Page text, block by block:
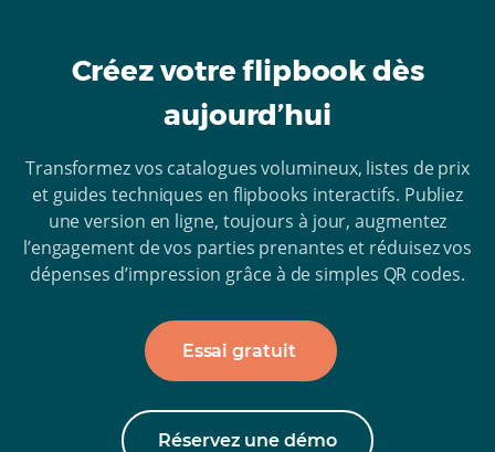
Créez votre flipbook dès
aujourd’hui
Transformez vos catalogues volumineux, listes de prix
et guides techniques en flipbooks interactifs. Publiez
une version en ligne, toujours à jour, augmentez
l’engagement de vos parties prenantes et réduisez vos
dépenses d’impression grâce à de simples QR codes.
Essai gratuit
Réservez une démo